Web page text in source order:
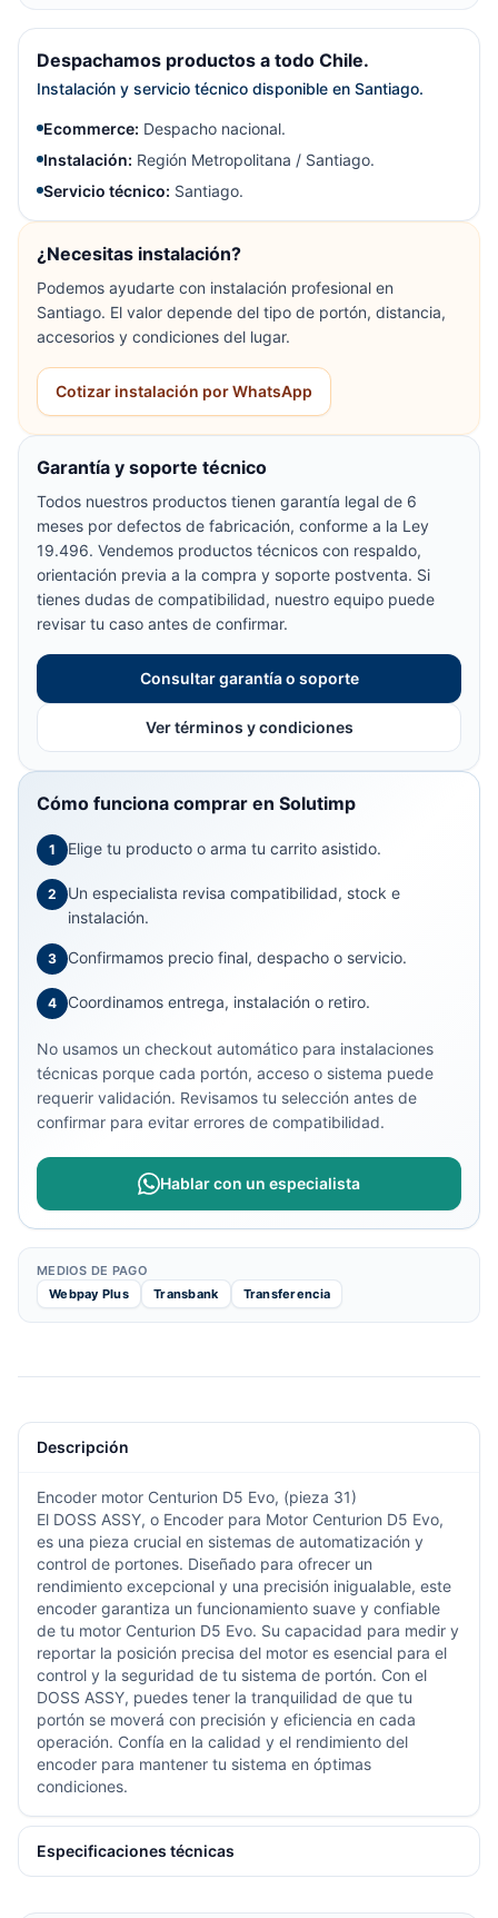
Despachamos productos a todo Chile.
Instalación y servicio técnico disponible en Santiago.
Ecommerce: Despacho nacional.
Instalación: Región Metropolitana / Santiago.
Servicio técnico: Santiago.
¿Necesitas instalación?
Podemos ayudarte con instalación profesional en
Santiago. El valor depende del tipo de portón, distancia,
accesorios y condiciones del lugar.
Cotizar instalación por WhatsApp
Garantía y soporte técnico
Todos nuestros productos tienen garantía legal de 6
meses por defectos de fabricación, conforme a la Ley
19.496. Vendemos productos técnicos con respaldo,
orientación previa a la compra y soporte postventa. Si
tienes dudas de compatibilidad, nuestro equipo puede
revisar tu caso antes de confirmar.
Consultar garantía o soporte
Ver términos y condiciones
Cómo funciona comprar en Solutimp
1 Elige tu producto o arma tu carrito asistido.
2
Un especialista revisa compatibilidad, stock e
instalación.
3 Confirmamos precio final, despacho o servicio.
4 Coordinamos entrega, instalación o retiro.
No usamos un checkout automático para instalaciones
técnicas porque cada portón, acceso o sistema puede
requerir validación. Revisamos tu selección antes de
confirmar para evitar errores de compatibilidad.
Hablar con un especialista
MEDIOS DE PAGO
Webpay Plus
Transbank Transferencia
Descripción
Encoder motor Centurion D5 Evo, (pieza 31)
El DOSS ASSY, o Encoder para Motor Centurion D5 Evo,
es una pieza crucial en sistemas de automatización y
control de portones. Diseñado para ofrecer un
rendimiento excepcional y una precisión inigualable, este
encoder garantiza un funcionamiento suave y confiable
de tu motor Centurion D5 Evo. Su capacidad para medir y
reportar la posición precisa del motor es esencial para el
control y la seguridad de tu sistema de portón. Con el
DOSS ASSY, puedes tener la tranquilidad de que tu
portón se moverá con precisión y eficiencia en cada
operación. Confía en la calidad y el rendimiento del
encoder para mantener tu sistema en óptimas
condiciones.
Especificaciones técnicas